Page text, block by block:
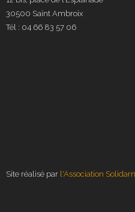
30500 Saint Ambroix
Tél : 04 66 83 57 06
Site réalisé par l'Association